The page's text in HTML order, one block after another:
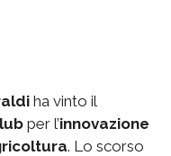
ha vinto il
per l’innovazione
. Lo scorso